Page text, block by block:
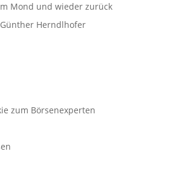
Mond und wieder zurück
Herndlhofer
zum Börsenexperten